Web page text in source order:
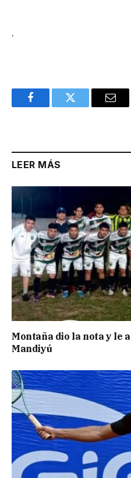
.
FacebookTwitter
LEER MÁS
Montaña dio la nota y le
Mandiyú